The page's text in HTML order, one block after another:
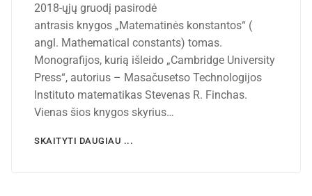
2018-ųjų gruodį pasirodė
antrasis knygos „Matematinės konstantos“ (
angl. Mathematical constants) tomas.
Monografijos, kurią išleido „Cambridge University
Press“, autorius – Masačusetso Technologijos
Instituto matematikas Stevenas R. Finchas.
Vienas šios knygos skyrius…
SKAITYTI DAUGIAU ...